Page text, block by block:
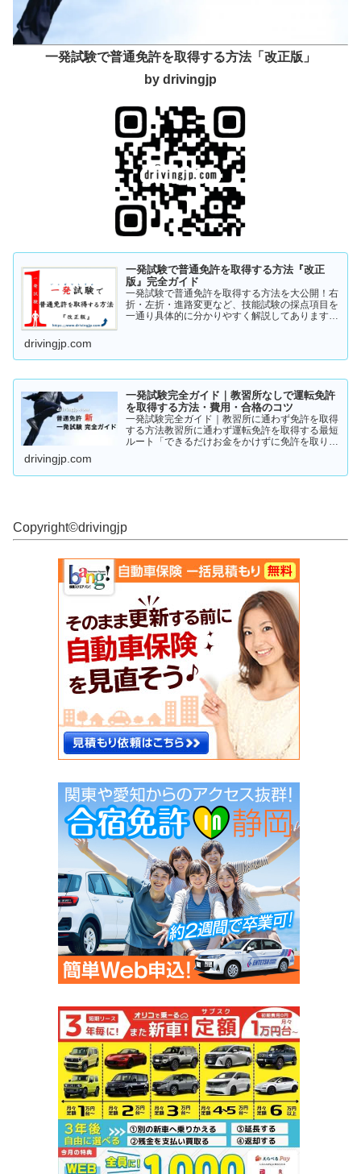
一発試験で普通免許を取得する方法「改正版」
by drivingjp
一発試験で普通免許を取得する方法『改正
版』完全ガイド
一発試験で普通免許を取得する方法を大公開！右
折・左折・進路変更など、技能試験の採点項目を
一通り具体的に分かりやすく解説してあります。
drivingjp.com
一発試験完全ガイド｜教習所なしで運転免許
を取得する方法・費用・合格のコツ
一発試験完全ガイド｜教習所に通わず免許を取得
する方法教習所に通わず運転免許を取得する最短
ルート「できるだけお金をかけずに免許を取りた
試験（飛び込み試験...
drivingjp.com
Copyright©︎drivingjp